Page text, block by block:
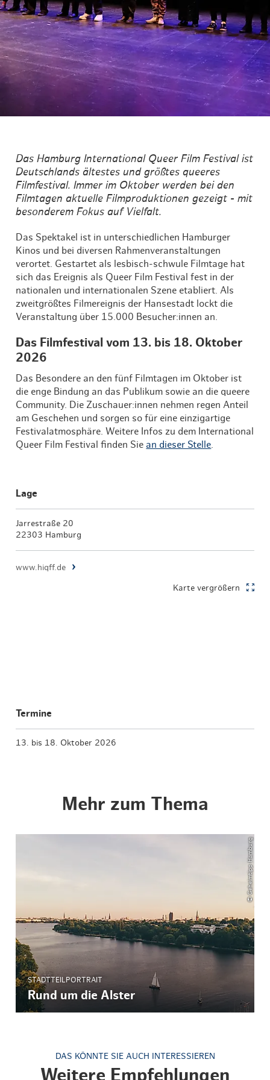
Das Hamburg International Queer Film Festival ist
Deutschlands ältestes und größtes queeres
Filmfestival. Immer im Oktober werden bei den
Filmtagen aktuelle Filmproduktionen gezeigt - mit
besonderem Fokus auf Vielfalt.
Das Spektakel ist in unterschiedlichen Hamburger
Kinos und bei diversen Rahmenveranstaltungen
verortet. Gestartet als lesbisch-schwule Filmtage hat
sich das Ereignis als Queer Film Festival fest in der
nationalen und internationalen Szene etabliert. Als
zweitgrößtes Filmereignis der Hansestadt lockt die
Veranstaltung über 15.000 Besucher:innen an.
Das Filmfestival vom 13. bis 18. Oktober
2026
Das Besondere an den fünf Filmtagen im Oktober ist
die enge Bindung an das Publikum sowie an die queere
Community. Die Zuschauer:innen nehmen regen Anteil
am Geschehen und sorgen so für eine einzigartige
Festivalatmosphäre. Weitere Infos zu dem International
Queer Film Festival finden Sie an dieser Stelle
Lage
Jarrestraße 20
22303 Hamburg
www.hiqff.de
Karte vergrößern
Termine
13. bis 18. Oktober 2026
Mehr zum Thema
© Geheimtipp Hamburg
STADTTEILPORTRAIT
Rund um die Alster
DAS KÖNNTE SIE AUCH INTERESSIEREN
Weitere Empfehlungen